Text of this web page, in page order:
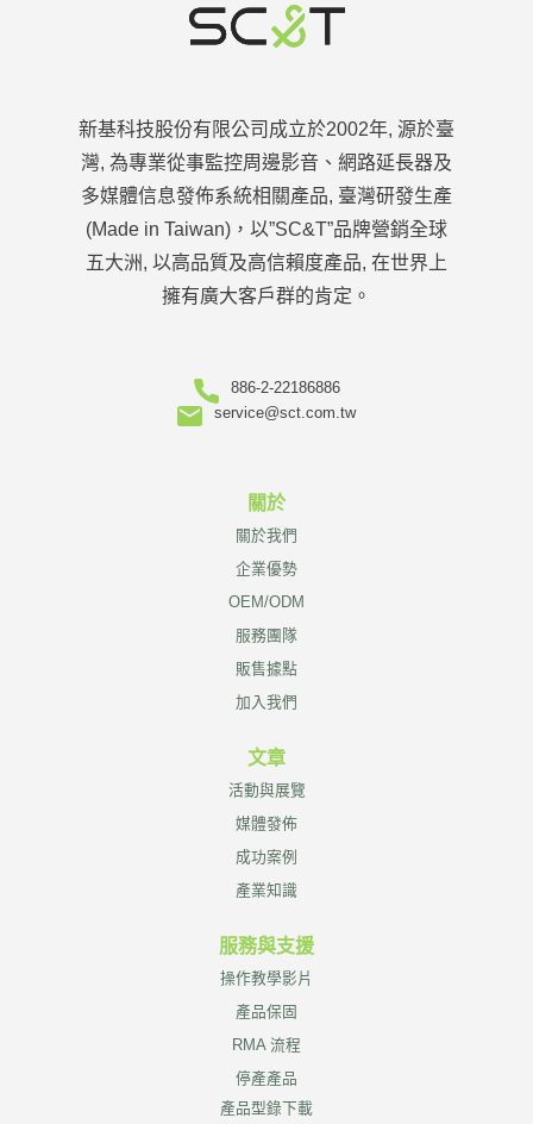
新基科技股份有限公司成立於2002年, 源於臺
灣, 為專業從事監控周邊影音、網路延長器及
多媒體信息發佈系統相關產品, 臺灣研發生產
(Made in Taiwan)，以”SC&T”品牌營銷全球
五大洲, 以高品質及高信賴度產品, 在世界上
擁有廣大客戶群的肯定。
886-2-22186886
service@sct.com.tw
關於
關於我們
企業優勢
OEM/ODM
服務團隊
販售據點
加入我們
文章
活動與展覽
媒體發佈
成功案例
產業知識
服務與支援
操作教學影片
產品保固
RMA 流程
停產產品
產品型錄下載